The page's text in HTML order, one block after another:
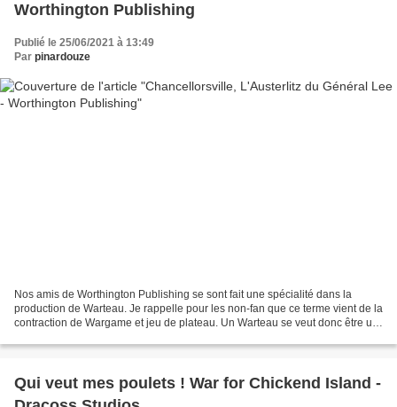
Worthington Publishing
Publié le 25/06/2021 à 13:49
Par pinardouze
Nos amis de Worthington Publishing se sont fait une spécialité dans la
production de Warteau. Je rappelle pour les non-fan que ce terme vient de la
contraction de Wargame et jeu de plateau. Un Warteau se veut donc être un
Qui veut mes poulets ! War for Chickend Island -